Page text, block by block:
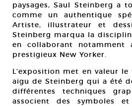
paysages, Saul Steinberg a
comme un authentique
Artiste, illustrateur et
Steinberg marqua la
en collaborant notamment
prestigieux New Yorker.
L’exposition met en valeur
aigu de Steinberg qui a été
différentes techniques
associent des symboles